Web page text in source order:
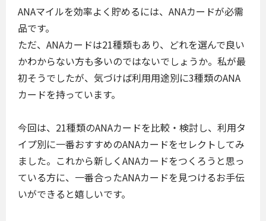
ANAマイルを効率よく貯めるには、ANAカードが必需
品です。
ただ、ANAカードは21種類もあり、どれを選んで良い
かわからない方も多いのではないでしょうか。私が最
初そうでしたが、気づけば利用用途別に3種類のANA
カードを持っています。
今回は、21種類のANAカードを比較・検討し、利用タ
イプ別に一番おすすめのANAカードをセレクトしてみ
ました。これから新しくANAカードをつくろうと思っ
ている方に、一番合ったANAカードを見つけるお手伝
いができると嬉しいです。